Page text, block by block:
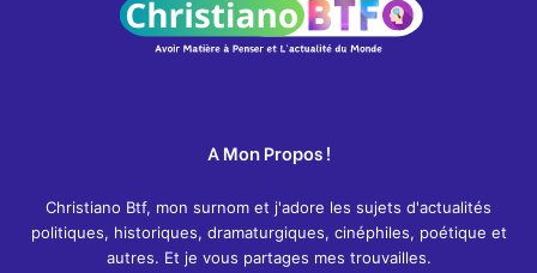
A Mon Propos !
Christiano Btf, mon surnom et j'adore les sujets d'actualités
politiques, historiques, dramaturgiques, cinéphiles, poétique et
autres. Et je vous partages mes trouvailles.